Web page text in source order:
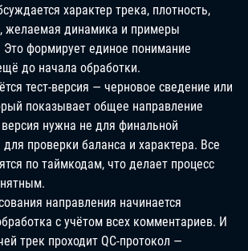
характер трека, плотность,
желаемая динамика и примеры
Это формирует единое понимание
до начала обработки.
тест-версия — черновое сведение или
показывает общее направление
нужна не для финальной
для проверки баланса и характера. Все
по таймкодам, что делает процесс
направления начинается
с учётом всех комментариев. И
трек проходит QC-протокол —